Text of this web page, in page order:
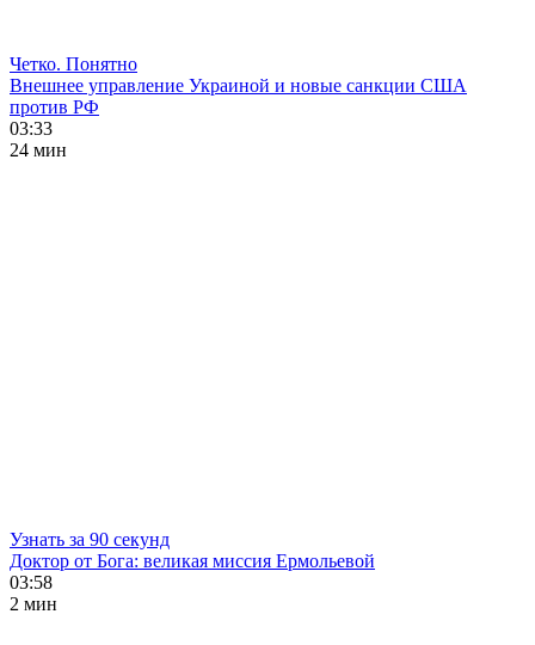
Четко. Понятно
Внешнее управление Украиной и новые санкции США
против РФ
03:33
24 мин
Узнать за 90 секунд
Доктор от Бога: великая миссия Ермольевой
03:58
2 мин